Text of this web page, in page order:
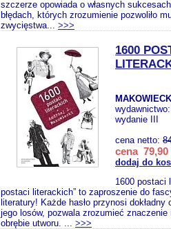
szczerze opowiada o własnych
błędach, których zrozumienie pozwoliło
zwycięstwa... >>>
1600
wydanie III
cena netto:
cena 79,90
dodaj do
1600 postaci
postaci literackich” to zaproszenie do
literatury! Każde hasło przynosi dokładny
jego losów, pozwala zrozumieć
obrębie utworu. ... >>>